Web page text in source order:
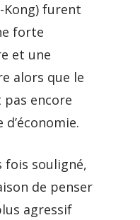
Kong) furent
forte
et une
alors que le
pas encore
fois souligné,
de penser
agressif